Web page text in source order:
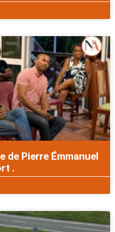
de Pierre Émmanuel
.